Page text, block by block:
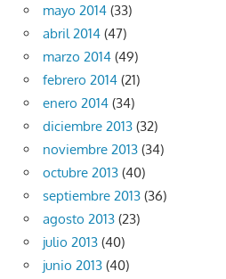
mayo 2014 (33)
abril 2014 (47)
marzo 2014 (49)
febrero 2014 (21)
enero 2014 (34)
diciembre 2013 (32)
noviembre 2013 (34)
octubre 2013 (40)
septiembre 2013 (36)
agosto 2013 (23)
julio 2013 (40)
junio 2013 (40)